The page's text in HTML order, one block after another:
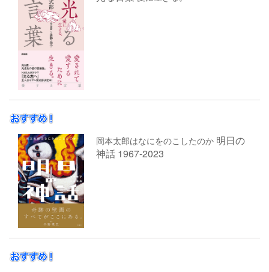
岡本太郎はなにをのこしたのか 明日の
神話 1967-2023